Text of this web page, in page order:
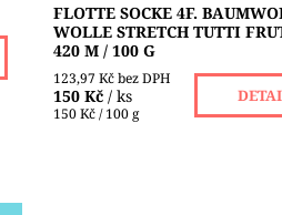
FLOTTE SOCKE 4F.
WOLLE STRETCH TUTTI
420 M / 100 G
123,97 Kč bez DPH
150 Kč / ks
150 Kč / 100 g